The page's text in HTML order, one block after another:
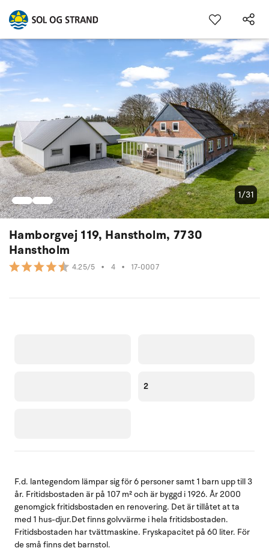
Hamborgvej 119, Hanstholm, 7730
Hanstholm
4.25/5 • 4 • 17-0007
1/31
2
F.d. lantegendom lämpar sig för 6 personer samt 1 barn upp till 3
år. Fritidsbostaden är på 107 m² och är byggd i 1926. År 2000
genomgick fritidsbostaden en renovering. Det är tillåtet at ta
med 1 hus-djur.Det finns golvvärme i hela fritidsbostaden.
Fritidsbostaden har tvättmaskine. Fryskapacitet på 60 liter. För
de små finns det barnstol.